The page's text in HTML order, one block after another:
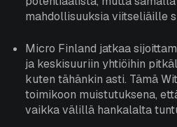
mahdollisuuksia viitseliäille
Micro Finland jatkaa
ja keskisuuriin yhtiöihin
kuten tähänkin asti. Tämä
toimikoon muistutuksena,
vaikka välillä hankalalta